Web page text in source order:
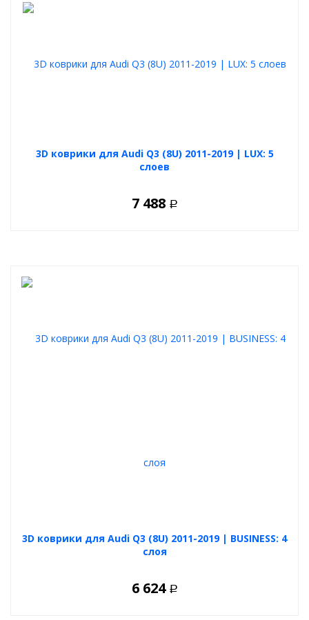
3D коврики для Audi Q3 (8U) 2011-2019 | LUX: 5
слоев
7 488 Р
3D коврики для Audi Q3 (8U) 2011-2019 | BUSINESS: 4
слоя
6 624 Р